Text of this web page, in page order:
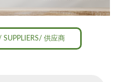
供应商